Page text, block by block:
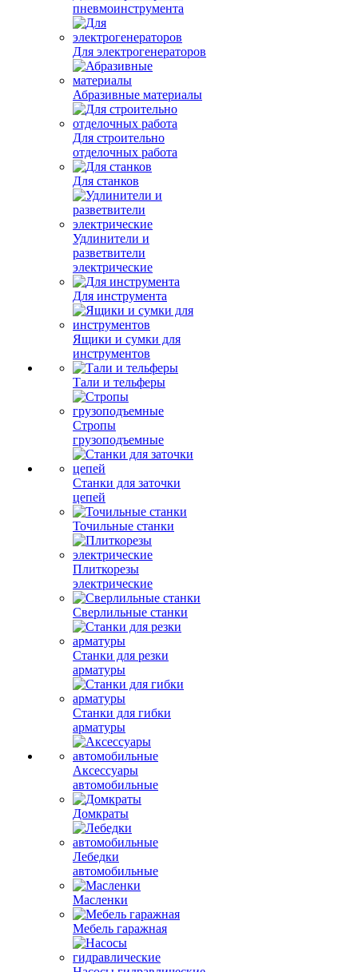
Для компрессоров и
пневмоинструмента
Для электрогенераторов
Абразивные материалы
Для строительно
отделочных работа
Для станков
Удлинители и
разветвители
электрические
Для инструмента
Ящики и сумки для
инструментов
Тали и тельферы
Стропы
грузоподъемные
Станки для заточки
цепей
Точильные станки
Плиткорезы
электрические
Сверлильные станки
Станки для резки
арматуры
Станки для гибки
арматуры
Аксессуары
автомобильные
Домкраты
Лебедки
автомобильные
Масленки
Мебель гаражная
Насосы гидравлические
Подставки под машину
регулируемые